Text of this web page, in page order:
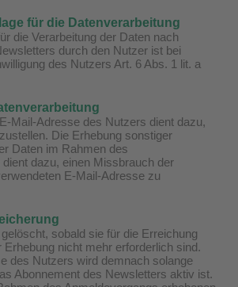
für die Datenverarbeitung
die Verarbeitung der Daten nach
durch den Nutzer ist bei
des Nutzers Art. 6 Abs. 1 lit. a
Mail-Adresse des Nutzers dient dazu,
Die Erhebung sonstiger
Daten im Rahmen des
dazu, einen Missbrauch der
E-Mail-Adresse zu
sobald sie für die Erreichung
nicht mehr erforderlich sind.
des Nutzers wird demnach solange
Abonnement des Newsletters aktiv ist.